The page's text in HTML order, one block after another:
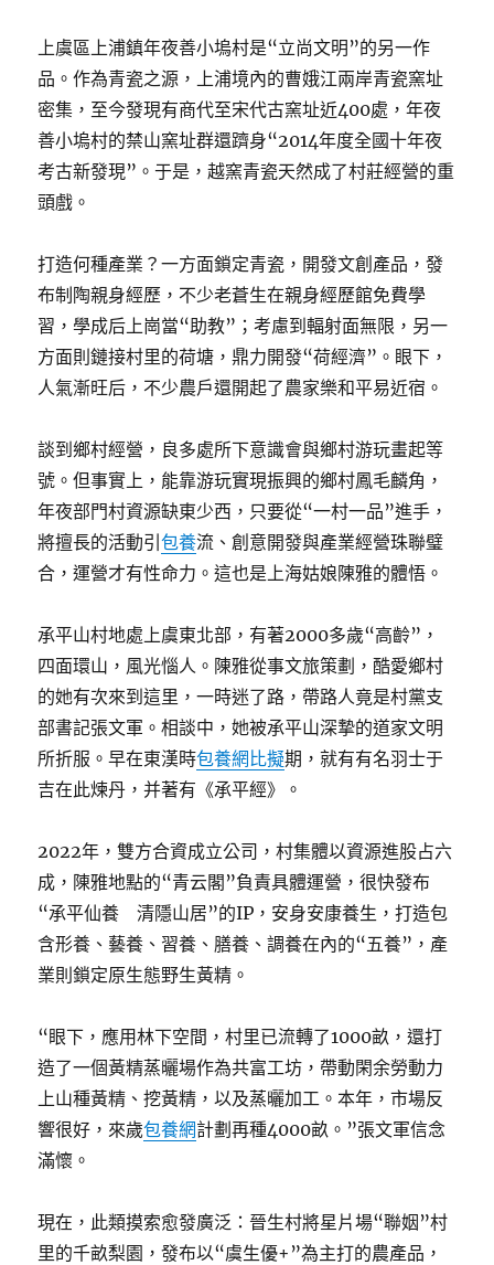
上虞區上浦鎮年夜善小塢村是“立尚文明”的另一作
品。作為青瓷之源，上浦境內的曹娥江兩岸青瓷窯址
密集，至今發現有商代至宋代古窯址近400處，年夜
善小塢村的禁山窯址群還躋身“2014年度全國十年夜
考古新發現”。于是，越窯青瓷天然成了村莊經營的重
頭戲。
打造何種產業？一方面鎖定青瓷，開發文創產品，發
布制陶親身經歷，不少老蒼生在親身經歷館免費學
習，學成后上崗當“助教”；考慮到輻射面無限，另一
方面則鏈接村里的荷塘，鼎力開發“荷經濟”。眼下，
人氣漸旺后，不少農戶還開起了農家樂和平易近宿。
談到鄉村經營，良多處所下意識會與鄉村游玩畫起等
號。但事實上，能靠游玩實現振興的鄉村鳳毛麟角，
年夜部門村資源缺東少西，只要從“一村一品”進手，
將擅長的活動引包養流、創意開發與產業經營珠聯璧
合，運營才有性命力。這也是上海姑娘陳雅的體悟。
承平山村地處上虞東北部，有著2000多歲“高齡”，
四面環山，風光惱人。陳雅從事文旅策劃，酷愛鄉村
的她有次來到這里，一時迷了路，帶路人竟是村黨支
部書記張文軍。相談中，她被承平山深摯的道家文明
所折服。早在東漢時包養網比擬期，就有有名羽士于
吉在此煉丹，并著有《承平經》。
2022年，雙方合資成立公司，村集體以資源進股占六
成，陳雅地點的“青云閣”負責具體運營，很快發布
“承平仙養 清隱山居”的IP，安身安康養生，打造包
含形養、藝養、習養、膳養、調養在內的“五養”，產
業則鎖定原生態野生黃精。
“眼下，應用林下空間，村里已流轉了1000畝，還打
造了一個黃精蒸曬場作為共富工坊，帶動閑余勞動力
上山種黃精、挖黃精，以及蒸曬加工。本年，市場反
響很好，來歲包養網計劃再種4000畝。”張文軍信念
滿懷。
現在，此類摸索愈發廣泛：晉生村將星片場“聯姻”村
里的千畝梨園，發布以“虞生優+”為主打的農產品，